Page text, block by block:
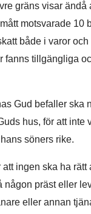
gräns visar ändå
motsvarade 10
både i varor och
fanns tillgängliga
Gud befaller ska
hus, för att inte
söners rike.
ingen ska ha rätt
någon präst eller
eller annan